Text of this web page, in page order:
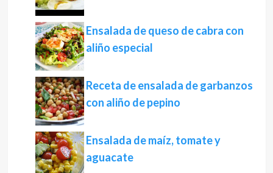
Ensalada de queso de cabra con
aliño especial
Receta de ensalada de garbanzos
con aliño de pepino
Ensalada de maíz, tomate y
aguacate